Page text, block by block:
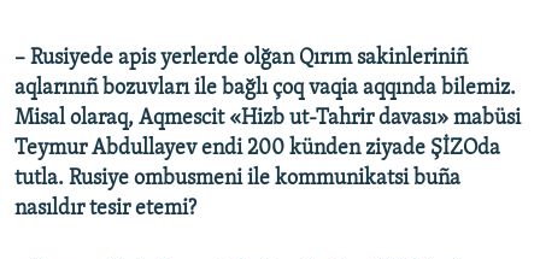
– Rusiyede apis yerlerde olğan Qırım sakinleriniñ
aqlarınıñ bozuvları ile bağlı çoq vaqia aqqında bilemiz.
Misal olaraq, Aqmescit «Hizb ut-Tahrir davası» mabüsi
Teymur Abdullayev endi 200 künden ziyade ŞİZOda
tutla. Rusiye ombusmeni ile kommunikatsi buña
nasıldır tesir etemi?